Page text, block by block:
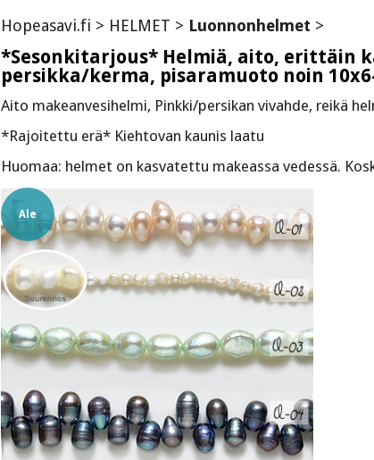
Hopeasavi.fi > HELMET > Luonnonhelmet >
*Sesonkitarjous* Helmiä, aito, erittäin
persikka/kerma, pisaramuoto noin
Aito makeanvesihelmi, Pinkki/persikan vivahde, reikä
*Rajoitettu erä* Kiehtovan kaunis laatu
Huomaa: helmet on kasvatettu makeassa vedessä.
Ale